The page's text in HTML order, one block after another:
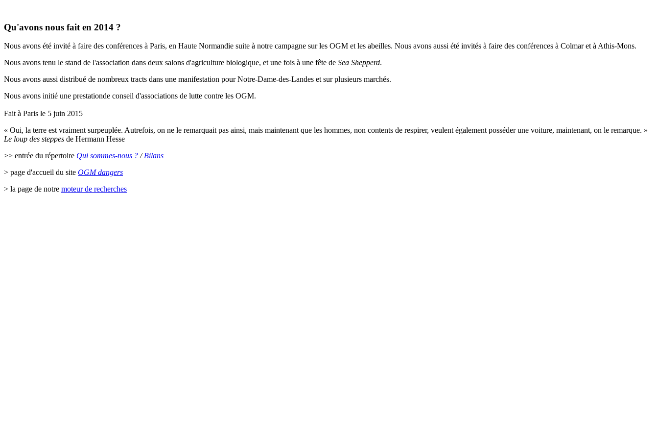
Qu'avons nous fait en 2014 ?
Nous avons été invité à faire des conférences à Paris, en Haute Normandie suite à notre campagne sur les OGM et les abeilles. Nous avons aussi été invités à faire des conférences à Colmar et à Athis-Mons.
Nous avons tenu le stand de l'association dans deux salons d'agriculture biologique, et une fois à une fête de Sea Shepperd.
Nous avons aussi distribué de nombreux tracts dans une manifestation pour Notre-Dame-des-Landes et sur plusieurs marchés.
Nous avons initié une prestationde conseil d'associations de lutte contre les OGM.
Fait à Paris le 5 juin 2015
« Oui, la terre est vraiment surpeuplée. Autrefois, on ne le remarquait pas ainsi, mais maintenant que les hommes, non contents de respirer, veulent également posséder une voiture, maintenant, on le remarque. »
Le loup des steppes de Hermann Hesse
>> entrée du répertoire Qui sommes-nous ?/Bilans
> page d'accueil du site OGM dangers
> la page de notre moteur de recherches